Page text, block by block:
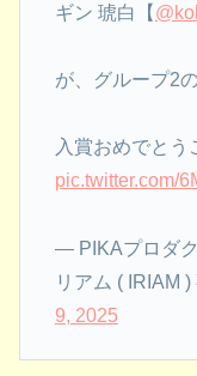
ギン 琥白【
が、グループ2
入賞おめでとう
pic.twitter.com/
— PIKAプロダ
リアム ( IRIAM
9, 2025